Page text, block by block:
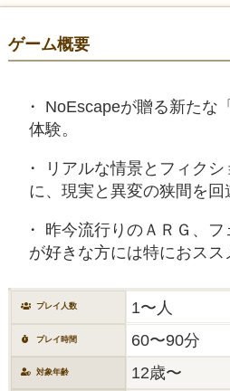
ゲーム概要
NoEscapeが贈る新たな
体験。
リアルな情景とフィク
に、現実と異変の狭間を回
昨今流行りのＡＲＧ、
が好きな方には特におスス
プレイ人数 1〜人
プレイ時間 60〜90分
対象年齢 12歳〜